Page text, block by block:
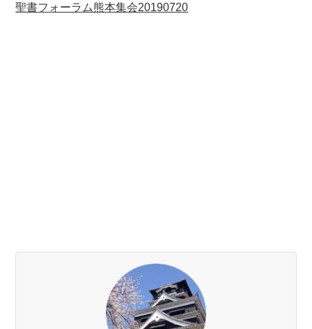
聖書フォーラム熊本集会20190720